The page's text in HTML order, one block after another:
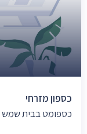
כספון מזרחי
כספומט בבית שמש